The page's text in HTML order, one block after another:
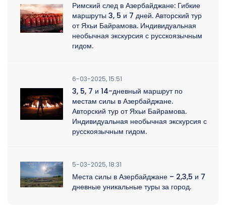
Римский след в Азербайджане: Гибкие
маршруты 3, 5 и 7 дней. Авторский тур
от Яхьи Байрамова. Индивидуальная
необычная экскурсия с русскоязычным
гидом.
6-03-2025, 15:51
3, 5, 7 и 14-дневный маршрут по
местам силы в Азербайджане.
Авторский тур от Яхьи Байрамова.
Индивидуальная необычная экскурсия с
русскоязычным гидом.
5-03-2025, 18:31
Места силы в Азербайджане – 2,3,5 и 7
дневные уникальные туры за город.